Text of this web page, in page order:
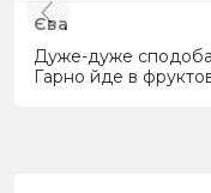
Єва
Дуже-дуже
Гарно йде в